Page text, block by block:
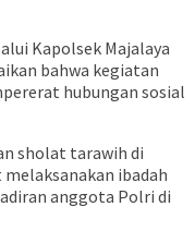
Kapolsek Majalaya
bahwa kegiatan
hubungan sosial
sholat tarawih di
ibadah
anggota Polri di